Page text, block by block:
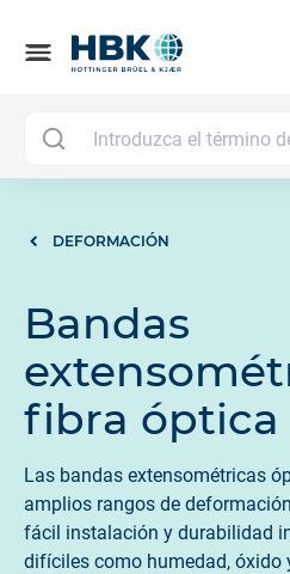
menu
DEFORMACIÓN
Bandas
fibra óptica
Las bandas extensométricas
amplios rangos de
fácil instalación y durabilidad
difíciles como humedad, óxido